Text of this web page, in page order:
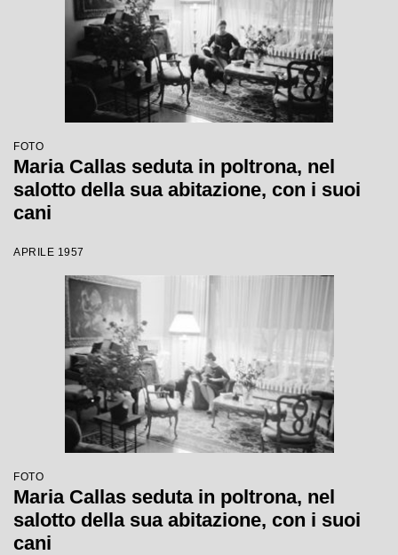
FOTO
Maria Callas seduta in poltrona, nel
salotto della sua abitazione, con i suoi
cani
APRILE 1957
FOTO
Maria Callas seduta in poltrona, nel
salotto della sua abitazione, con i suoi
cani